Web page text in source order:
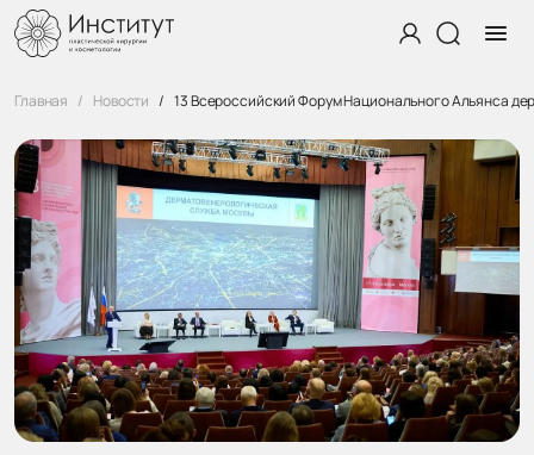
Главная Новости 13 Всероссийский Форум Национального Альянса